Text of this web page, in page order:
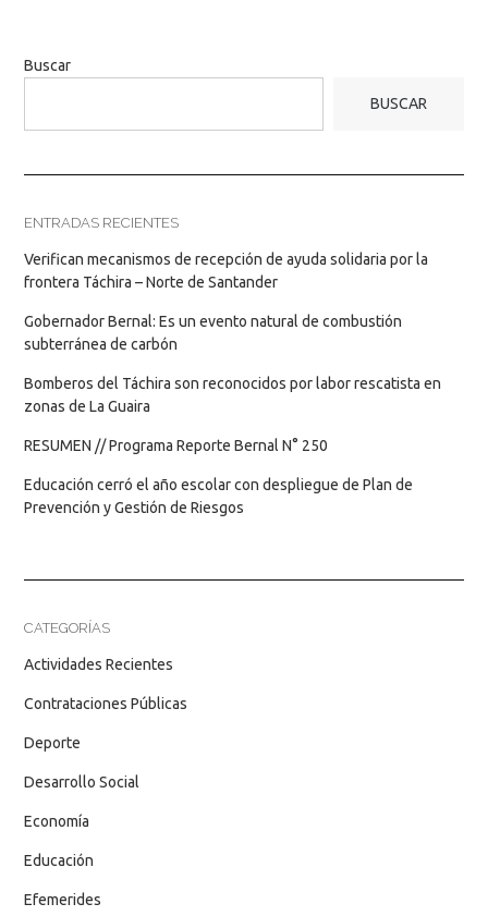
Buscar
BUSCAR
ENTRADAS RECIENTES
Verifican mecanismos de recepción de ayuda solidaria por la
frontera Táchira – Norte de Santander
Gobernador Bernal: Es un evento natural de combustión
subterránea de carbón
Bomberos del Táchira son reconocidos por labor rescatista en
zonas de La Guaira
RESUMEN // Programa Reporte Bernal N° 250
Educación cerró el año escolar con despliegue de Plan de
Prevención y Gestión de Riesgos
CATEGORÍAS
Actividades Recientes
Contrataciones Públicas
Deporte
Desarrollo Social
Economía
Educación
Efemerides